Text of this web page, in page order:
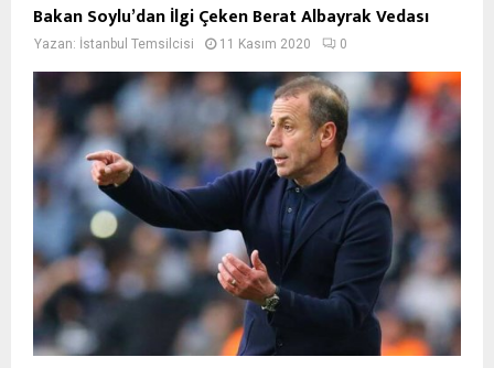
Bakan Soylu’dan İlgi Çeken Berat Albayrak Vedası
Yazan: İstanbul Temsilcisi 11 Kasım 2020 0